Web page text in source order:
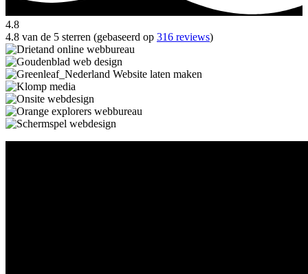
4.8
4.8 van de 5 sterren (gebaseerd op 316 reviews)